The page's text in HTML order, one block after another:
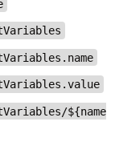
${name